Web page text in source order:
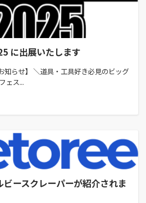
に出展いたします
知らせ】 ＼道具・工具好き必見のビッグ
ェス...
ビースクレーパーが紹介されま